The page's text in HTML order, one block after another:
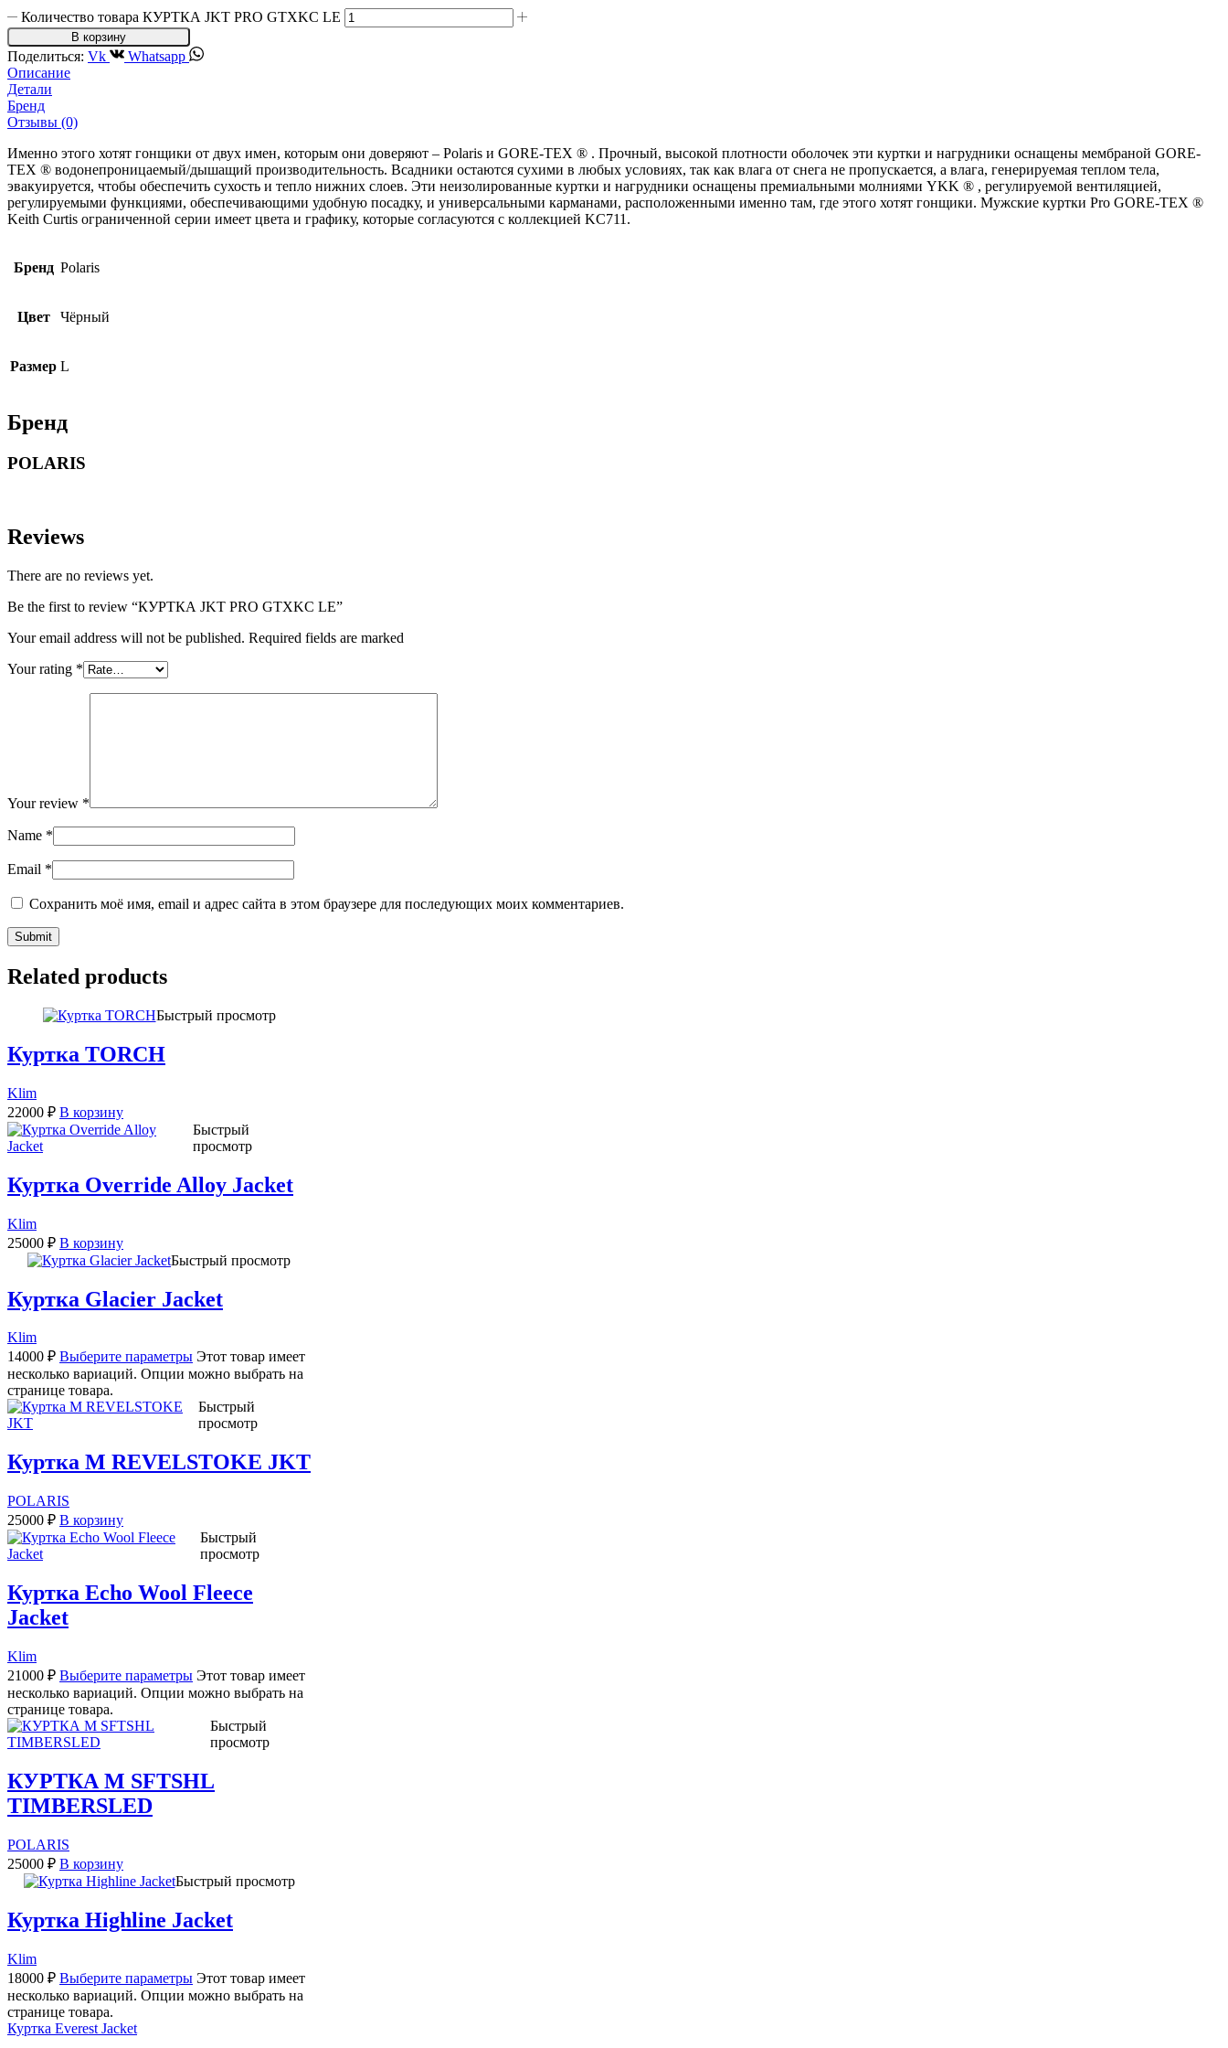
Количество товара КУРТКА JKT PRO GTXKC LE
В корзину
Поделиться: Vk
Whatsapp
Описание
Детали
Бренд
Отзывы (0)
Именно этого хотят гонщики от двух имен, которым они доверяют – Polaris и GORE-TEX ® . Прочный, высокой плотности оболочек эти куртки и нагрудники оснащены мембраной GORE-
TEX ® водонепроницаемый/дышащий производительность. Всадники остаются сухими в любых условиях, так как влага от снега не пропускается, а влага, генерируемая теплом тела,
эвакуируется, чтобы обеспечить сухость и тепло нижних слоев. Эти неизолированные куртки и нагрудники оснащены премиальными молниями YKK ® , регулируемой вентиляцией,
регулируемыми функциями, обеспечивающими удобную посадку, и универсальными карманами, расположенными именно там, где этого хотят гонщики. Мужские куртки Pro GORE-TEX ®
Keith Curtis ограниченной серии имеет цвета и графику, которые согласуются с коллекцией KC711.
Бренд Polaris
Цвет Чёрный
Размер L
Бренд
POLARIS
Reviews
There are no reviews yet.
Be the first to review “КУРТКА JKT PRO GTXKC LE”
Your email address will not be published. Required fields are marked
Your rating *
Your review *
Name *
Email *
Сохранить моё имя, email и адрес сайта в этом браузере для последующих моих комментариев.
Related products
Быстрый просмотр
Куртка TORCH
Klim
22000 ₽ В корзину
Быстрый
просмотр
Куртка Override Alloy Jacket
Klim
25000 ₽ В корзину
Быстрый просмотр
Куртка Glacier Jacket
Klim
14000 ₽ Выберите параметры Этот товар имеет
несколько вариаций. Опции можно выбрать на
странице товара.
Быстрый
просмотр
Куртка M REVELSTOKE JKT
POLARIS
25000 ₽ В корзину
Быстрый
просмотр
Куртка Echo Wool Fleece
Jacket
Klim
21000 ₽ Выберите параметры Этот товар имеет
несколько вариаций. Опции можно выбрать на
странице товара.
Быстрый
просмотр
КУРТКА M SFTSHL
TIMBERSLED
POLARIS
25000 ₽ В корзину
Быстрый просмотр
Куртка Highline Jacket
Klim
18000 ₽ Выберите параметры Этот товар имеет
несколько вариаций. Опции можно выбрать на
странице товара.
Куртка Everest Jacket